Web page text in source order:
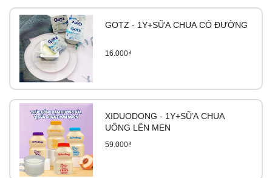
GOTZ - 1Y+SỮA CHUA CÓ ĐƯỜNG
16.000₫
XIDUODONG - 1Y+SỮA CHUA
UỐNG LÊN MEN
59.000₫